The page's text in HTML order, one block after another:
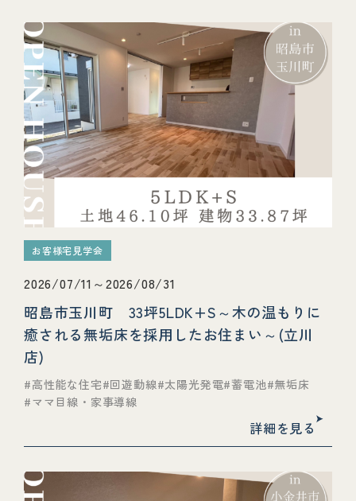
お客様宅見学会
2026/07/11～2026/08/31
昭島市玉川町 33坪5LDK+S～木の温もりに
癒される無垢床を採用したお住まい～(立川
店)
高性能な住宅 回遊動線 太陽光発電 蓄電池 無垢床
ママ目線・家事導線
詳細を見る